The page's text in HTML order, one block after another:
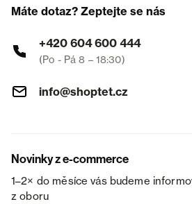
Máte dotaz? Zeptejte se nás
+420 604 600 444
(Po - Pá 8 – 18:30)
info@shoptet.cz
Novinky z e-commerce
1–2× do měsíce vás budeme
z oboru